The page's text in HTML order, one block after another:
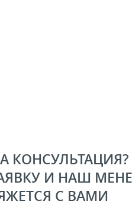
КОНСУЛЬТАЦИЯ?
И НАШ
С ВАМИ